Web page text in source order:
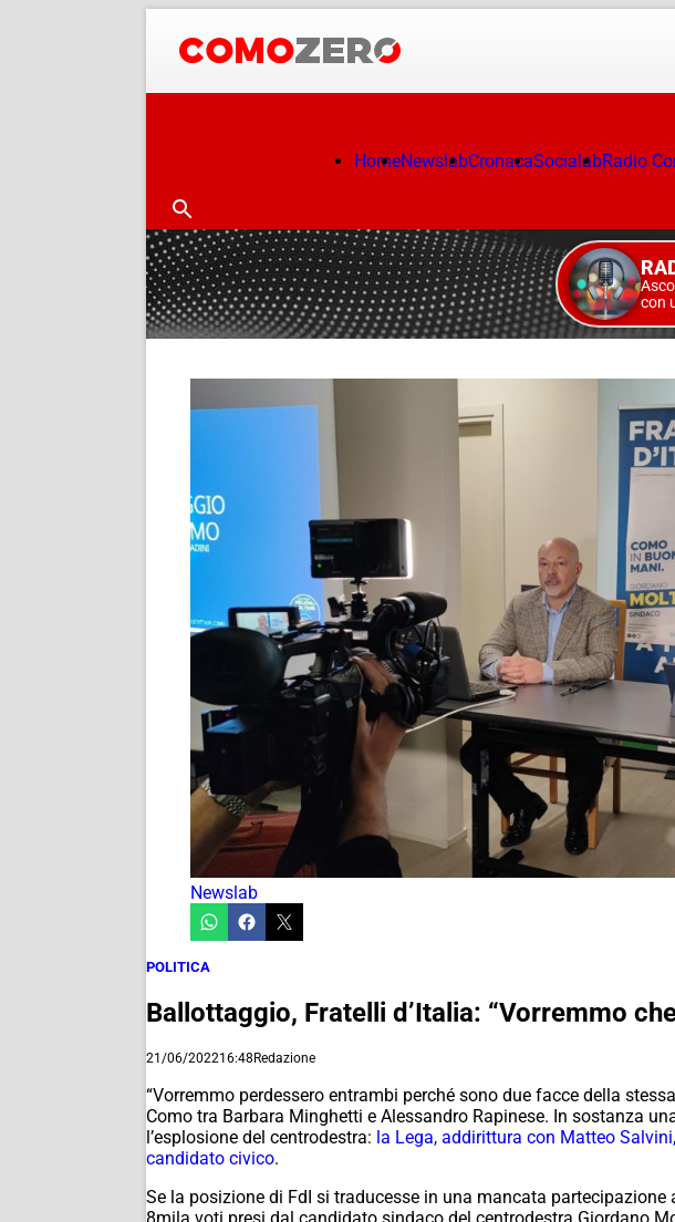
HomeNewslabCronacaSocialabRadio
con
Newslab
POLITICA
Ballottaggio, Fratelli d’Italia: “Vorremmo
21/06/202216:48Redazione
“Vorremmo perdessero entrambi perché sono due facce della
Como tra Barbara Minghetti e Alessandro Rapinese. In sostanza
l’esplosione del centrodestra: la Lega, addirittura con Matteo
candidato civico.
Se la posizione di FdI si traducesse in una mancata